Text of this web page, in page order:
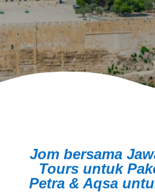
Jom bersama
Tours untuk
Petra & Aqsa